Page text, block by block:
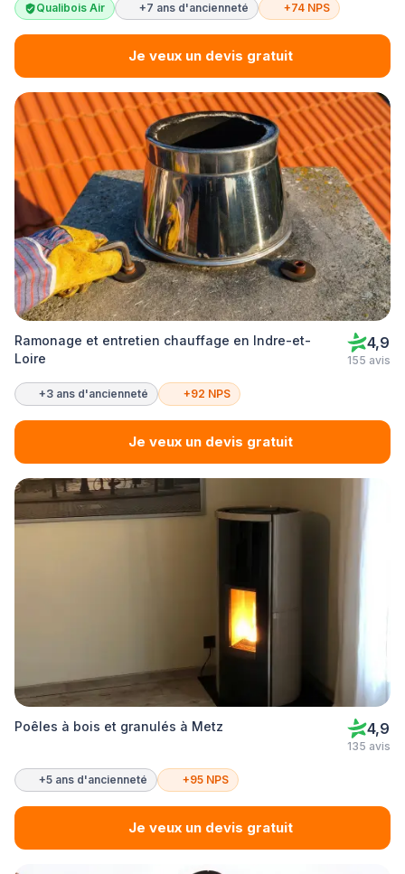
Qualibois Air +7 ans d'ancienneté +74 NPS
Je veux un devis gratuit
Ramonage et entretien chauffage en Indre-et-
Loire
4,9
155 avis
+3 ans d'ancienneté +92 NPS
Je veux un devis gratuit
Poêles à bois et granulés à Metz 4,9
135 avis
+5 ans d'ancienneté +95 NPS
Je veux un devis gratuit